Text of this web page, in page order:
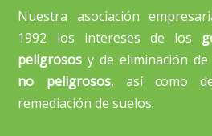
Nuestra asociación
1992 los intereses de los
peligrosos y de eliminación de
no peligrosos, así como
remediación de suelos.